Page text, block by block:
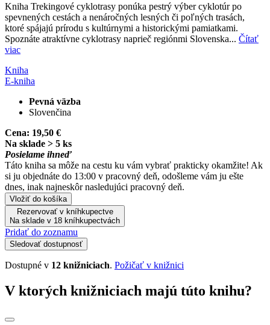
Kniha Trekingové cyklotrasy ponúka pestrý výber cyklotúr po
spevnených cestách a nenáročných lesných či poľných trasách,
ktoré spájajú prírodu s kultúrnymi a historickými pamiatkami.
Spoznáte atraktívne cyklotrasy naprieč regiónmi Slovenska... Čítať
viac
Kniha
E-kniha
Pevná väzba
Slovenčina
Cena: 19,50 €
Na sklade > 5 ks
Posielame ihneď
Táto kniha sa môže na cestu ku vám vybrať prakticky okamžite! Ak
si ju objednáte do 13:00 v pracovný deň, odošleme vám ju ešte
dnes, inak najneskôr nasledujúci pracovný deň.
Vložiť do košíka
Rezervovať v kníhkupectve
Na sklade v 18 kníhkupectvách
Pridať do zoznamu
Sledovať dostupnosť
Dostupné v 12 knižniciach. Požičať v knižnici
V ktorých knižniciach majú túto knihu?